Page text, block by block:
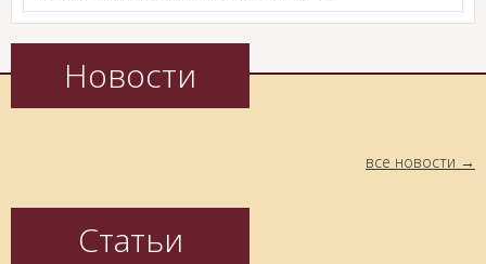
Новости
все новости
Статьи